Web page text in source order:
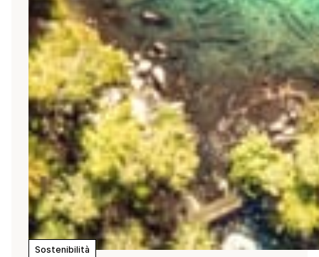
Sostenibilità